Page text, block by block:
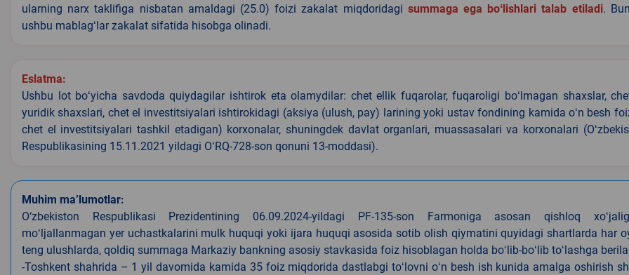
ularning narx taklifiga nisbatan amaldagi (25.0) foizi zakalat miqdoridagi summaga ega boʻlishlari talab etiladi.
ushbu mablagʻlar zakalat sifatida hisobga olinadi.
Eslatma:
Ushbu lot boʻyicha savdoda quiydagilar ishtirok eta olamydilar: chet ellik fuqarolar, fuqaroligi boʻlmagan shaxslar,
yuridik shaxslari, chet el investitsiyalari ishtirokidagi (aksiya (ulush, pay) larining yoki ustav fondining kamida oʻn besh
chet el investitsiyalari tashkil etadigan) korxonalar, shuningdek davlat organlari, muassasalari va korxonalari
Respublikasining 15.11.2021 yildagi OʻRQ-728-son qonuni 13-moddasi).
Muhim ma’lumotlar:
O‘zbekiston Respublikasi Prezidentining 06.09.2024-yildagi PF-135-son Farmoniga asosan qishloq
moʻljallanmagan yer uchastkalarini mulk huquqi yoki ijara huquqi asosida sotib olish qiymatini quyidagi shartlarda har
teng ulushlarda, qoldiq summaga Markaziy bankning asosiy stavkasida foiz hisoblagan holda boʻlib-boʻlib toʻlashga
-Toshkent shahrida – 1 yil davomida kamida 35 foiz miqdorida dastlabgi toʻlovni oʻn besh ish kunida amalga oshirish